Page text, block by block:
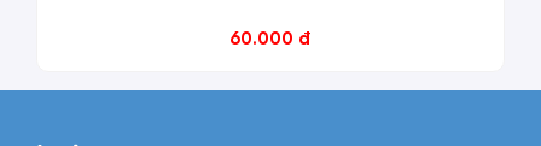
60.000 đ